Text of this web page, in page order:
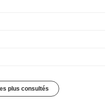
plus consultés